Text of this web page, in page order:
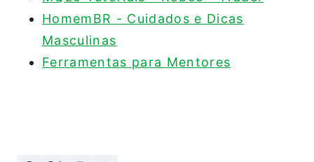
HomemBR - Cuidados e Dicas
Masculinas
Ferramentas para Mentores